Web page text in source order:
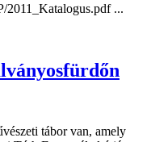
2011_Katalogus.pdf ...
tábor van, amely